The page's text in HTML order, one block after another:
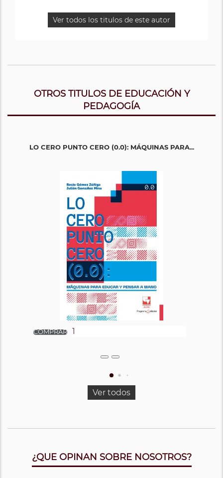
Ver todos los titulos de este autor
OTROS TITULOS DE EDUCACIÓN Y
PEDAGOGÍA
LO CERO PUNTO CERO (0.0): MÁQUINAS PARA...
Ver todos
¿QUE OPINAN SOBRE NOSOTROS?